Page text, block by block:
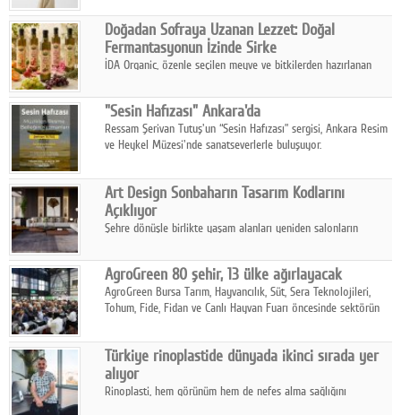
Doğadan Sofraya Uzanan Lezzet: Doğal
Fermantasyonun İzinde Sirke
İDA Organic, özenle seçilen meyve ve bitkilerden hazırlanan
sofralarına taşıyor.
"Sesin Hafızası" Ankara'da
Ressam Şerivan Tutuş'un “Sesin Hafızası” sergisi, Ankara Resim
ve Heykel Müzesi'nde sanatseverlerle buluşuyor.
Art Design Sonbaharın Tasarım Kodlarını
Açıklıyor
Şehre dönüşle birlikte yaşam alanları yeniden salonların
sonbaharın tasarım kodlarını açıklıyor.
AgroGreen 80 şehir, 13 ülke ağırlayacak
AgroGreen Bursa Tarım, Hayvancılık, Süt, Sera Teknolojileri,
Tohum, Fide, Fidan ve Canlı Hayvan Fuarı öncesinde sektörün
Türkiye rinoplastide dünyada ikinci sırada yer
alıyor
Rinoplasti, hem görünüm hem de nefes alma sağlığını